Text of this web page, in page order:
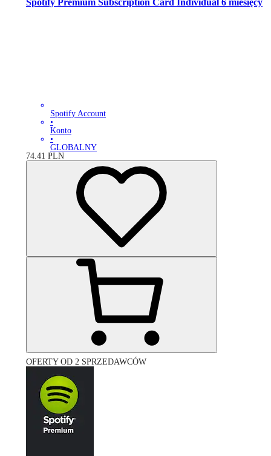
Spotify Account
•
Konto
•
GLOBALNY
74.41 PLN
OFERTY OD 2 SPRZEDAWCÓW